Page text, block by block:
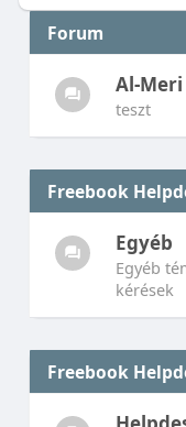
Forum
Al-
teszt
Freebook
Egyéb
Egyéb
kérések
Freebook